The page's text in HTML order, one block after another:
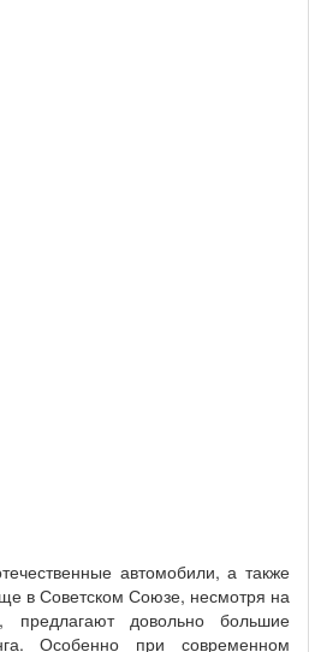
автомобили, а также
в Советском Союзе, несмотря на
предлагают довольно большие
Особенно при современном